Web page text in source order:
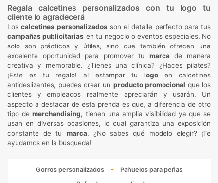
Regala calcetines personalizados con tu logo tu
cliente lo agradecerá
Loscalcetines personalizados son el detalle perfecto para tus
campañas publicitarias en tu negocio o eventos especiales. No
solo son prácticos y útiles, sino que también ofrecen una
excelente oportunidad para promover tu marca de manera
creativa y memorable. ¿Tienes una clínica? ¿Haces pilates?
¡Este es tu regalo! al estampar tu logoen calcetines
antideslizantes, puedes crear un producto promocional que los
clientes y empleados realmente apreciarán y usarán. Un
aspecto a destacar de esta prenda es que, a diferencia de otro
tipo demerchandising, tienen una amplia visibilidad ya que se
usan en diversas ocasiones, lo cual garantiza una exposición
constante de tu marca. ¿No sabes qué modelo elegir? ¡Te
ayudamos en la búsqueda!
Gorros personalizados
Pañuelos para peñas